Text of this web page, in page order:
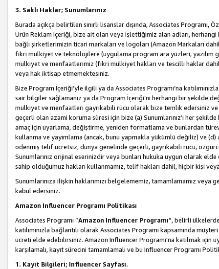
3. Saklı Haklar; Sunumlarınız
Burada açıkça belirtilen sınırlı lisanslar dışında, Associates Programı,
Ürün Reklam İçeriği, bize ait olan veya işlettiğimiz alan adları,
bağlı şirketlerimizin ticari markaları ve logoları (Amazon Markaları
fikri mülkiyet ve teknolojilere (uygulama program ara yüzleri,
mülkiyet ve menfaatlerimiz (fikri mülkiyet hakları ve tescilli haklar
veya hak iktisap etmemektesiniz.
Bize Program İçeriği’yle ilgili ya da Associates Programı’na
sair bilgiler sağlamanız ya da Program İçeriği’ni herhangi bir şekilde
mülkiyet ve menfaatleri gayrikabili rücu olarak bize temlik edersiniz ve
geçerli olan azami koruma süresi için bize (a) Sunumlarınız’ı her
amaç için uyarlama, değiştirme, yeniden formatlama ve bunlardan türev
kullanma ve yayımlama (ancak, bunu yapmakla yükümlü değiliz) ve
ödenmiş telif ücretsiz, dünya genelinde geçerli, gayrikabili rücu,
Sunumlarınız orijinal eserinizdir veya bunları hukuka uygun olarak
sahip olduğumuz hakları kullanmamız, telif hakları dahil, hiçbir kişi
Sunumlarınıza ilişkin haklarımızı belgelememiz, tamamlamamız
kabul edersiniz.
Amazon Influencer Programı Politikası
Associates Programı “Amazon Influencer Programı”, belirli
katılımınızla bağlantılı olarak Associates Programı kapsamında
ücreti elde edebilirsiniz. Amazon Influencer Programı'na katılmak için
karşılamalı, kayıt sürecini tamamlamalı ve bu Influencer Programı
1. Kayıt Bilgileri; Influencer Sayfası.